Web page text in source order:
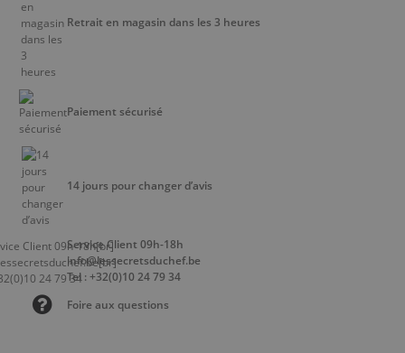
Retrait en magasin dans les 3 heures
Paiement sécurisé
14 jours pour changer d’avis
Service Client 09h-18h
info@lessecretsduchef.be
Tel : +32(0)10 24 79 34
Foire aux questions